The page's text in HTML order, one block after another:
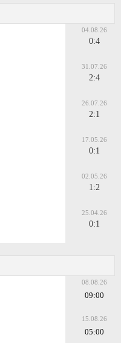
04.08.26
0:4
31.07.26
2:4
26.07.26
2:1
17.05.26
0:1
02.05.26
1:2
25.04.26
0:1
08.08.26
09:00
15.08.26
05:00